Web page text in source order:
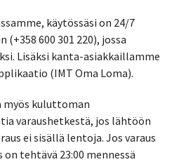
käytössäsi on 24/7
(+358 600 301 220), jossa
Lisäksi kanta-asiakkaillamme
(IMT Oma Loma).
myös kuluttoman
varaushetkestä, jos lähtöön
ei sisällä lentoja. Jos varaus
tehtävä 23:00 mennessä